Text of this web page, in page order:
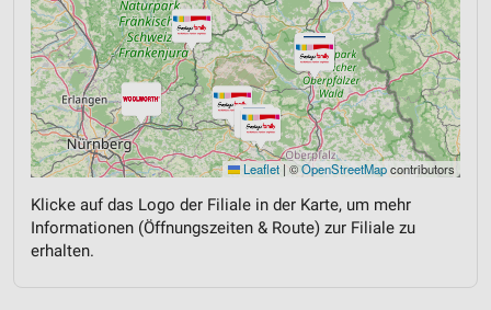
Leaflet | ©OpenStreetMapcontributors
Klicke auf das Logo der Filiale in der Karte, um mehr
Informationen (Öffnungszeiten & Route) zur Filiale zu
erhalten.